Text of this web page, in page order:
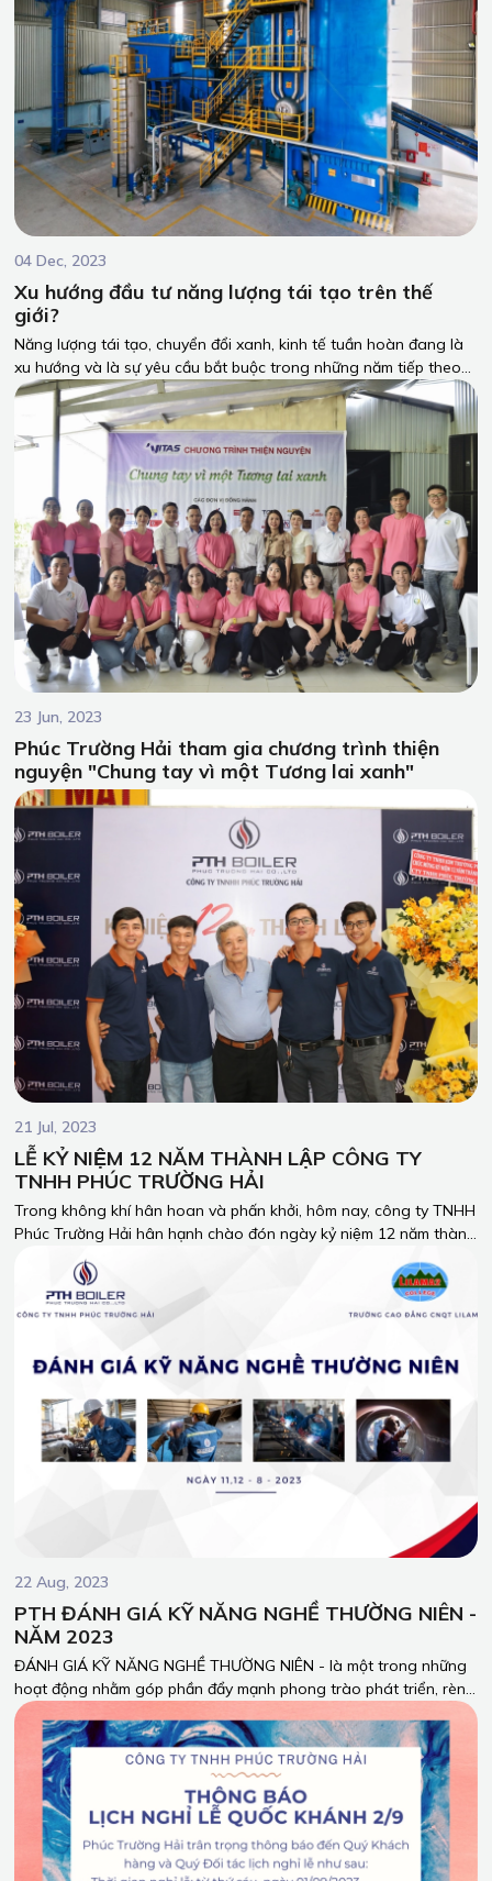
04 Dec, 2023
Xu hướng đầu tư năng lượng tái tạo trên thế
giới?
Năng lượng tái tạo, chuyển đổi xanh, kinh tế tuần hoàn đang là
xu hướng và là sự yêu cầu bắt buộc trong những năm tiếp theo
trong các hoạt độgn sản xuất và thương mai toàn cầu. Cùng
PTH Boiler tìm hiều về xu hứng này qua bài viết chi tiết sau.
23 Jun, 2023
Phúc Trường Hải tham gia chương trình thiện
nguyện "Chung tay vì một Tương lai xanh"
21 Jul, 2023
LỄ KỶ NIỆM 12 NĂM THÀNH LẬP CÔNG TY
TNHH PHÚC TRƯỜNG HẢI
Trong không khí hân hoan và phấn khởi, hôm nay, công ty TNHH
Phúc Trường Hải hân hạnh chào đón ngày kỷ niệm 12 năm thành
lập. Đây là cột mốc quan trọng, đáng tự hào trong hành trình
chinh phục thành công và đóng góp cho sự phát triển của
ngành công nghiệp lò hơi tại Việt Nam.
22 Aug, 2023
PTH ĐÁNH GIÁ KỸ NĂNG NGHỀ THƯỜNG NIÊN -
NĂM 2023
ĐÁNH GIÁ KỸ NĂNG NGHỀ THƯỜNG NIÊN - là một trong những
hoạt động nhằm góp phần đẩy mạnh phong trào phát triển, rèn
luyện kỹ năng nghề nghiệp, nhằm nâng cao chất lượng sản
phẩm, dịch vụ của Công ty TNHH Phúc Trường Hải.